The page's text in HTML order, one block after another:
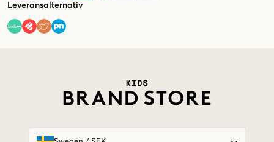
Leveransalternativ